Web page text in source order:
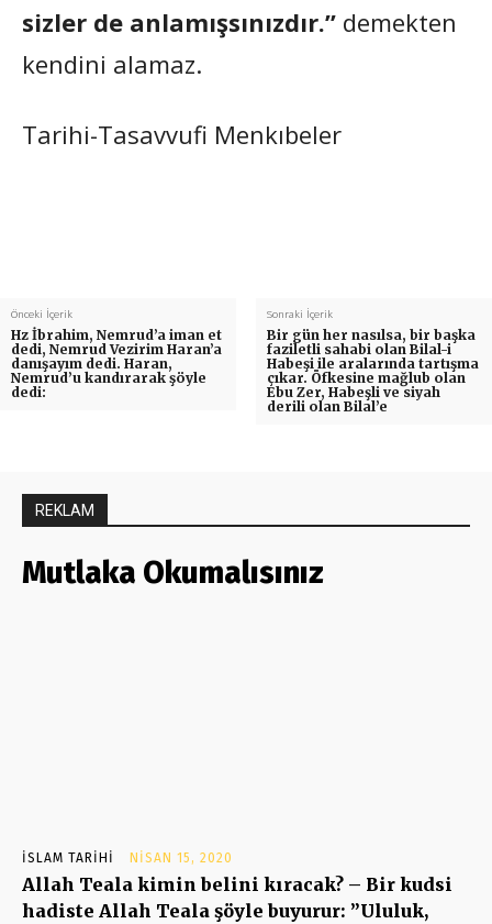
sizler de anlamışsınızdır.” demekten
kendini alamaz.
Tarihi-Tasavvufi Menkıbeler
Önceki İçerik
Hz İbrahim, Nemrud’a iman et
dedi, Nemrud Vezirim Haran’a
danışayım dedi. Haran,
Nemrud’u kandırarak şöyle
dedi:
Sonraki İçerik
Bir gün her nasılsa, bir başka
faziletli sahabi olan Bilal-i
Habeşi ile aralarında tartışma
çıkar. Öfkesine mağlub olan
Ebu Zer, Habeşli ve siyah
derili olan Bilal’e
REKLAM
Mutlaka Okumalısınız
İSLAM TARIHI NISAN 15, 2020
Allah Teala kimin belini kıracak? – Bir kudsi
hadiste Allah Teala şöyle buyurur: ”Ululuk,